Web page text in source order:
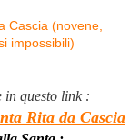
in questo link :
Rita da Cascia